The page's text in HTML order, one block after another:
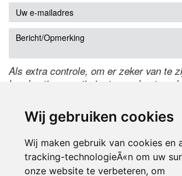
Wij gebruiken cookies
Wij maken gebruik van cookies en
tracking-technologieÃ«n om uw
onze website te verbeteren, om
Als extra controle, om er zeker van te
handmatige reactie is, typ
de code te wijzigen.